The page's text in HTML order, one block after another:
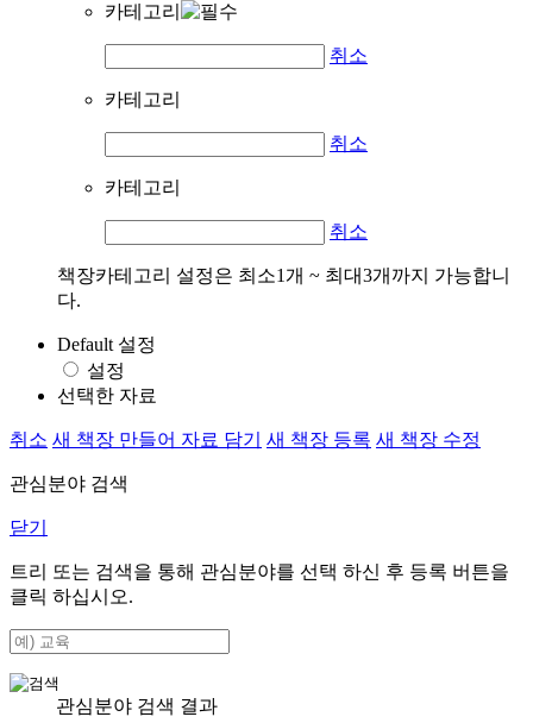
카테고리
취소
카테고리
취소
카테고리
취소
책장카테고리 설정은 최소1개 ~ 최대3개까지 가능합니
다.
Default 설정
설정
선택한 자료
취소 새 책장 만들어 자료 담기 새 책장 등록 새 책장 수정
관심분야 검색
닫기
트리 또는 검색을 통해 관심분야를 선택 하신 후 등록 버튼을
클릭 하십시오.
관심분야 검색 결과